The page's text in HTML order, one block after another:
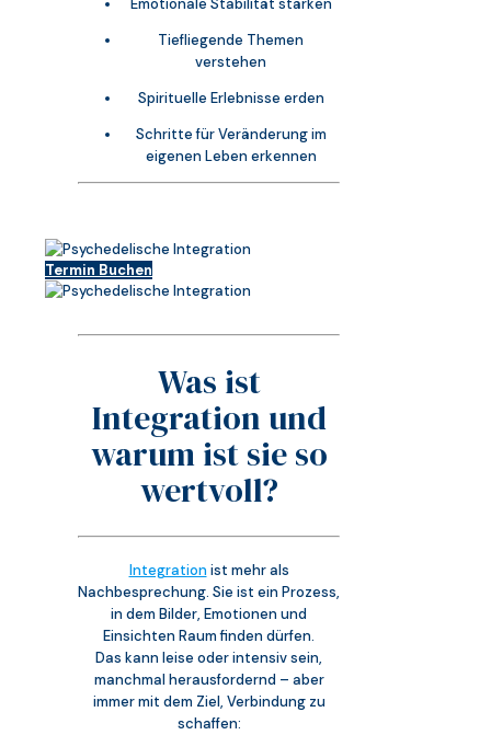
Emotionale Stabilität stärken
Tiefliegende Themen
verstehen
Spirituelle Erlebnisse erden
Schritte für Veränderung im
eigenen Leben erkennen
Termin Buchen
Was ist
Integration und
warum ist sie so
wertvoll?
Integration ist mehr als
Nachbesprechung. Sie ist ein Prozess,
in dem Bilder, Emotionen und
Einsichten Raum finden dürfen.
Das kann leise oder intensiv sein,
manchmal herausfordernd – aber
immer mit dem Ziel, Verbindung zu
schaffen: